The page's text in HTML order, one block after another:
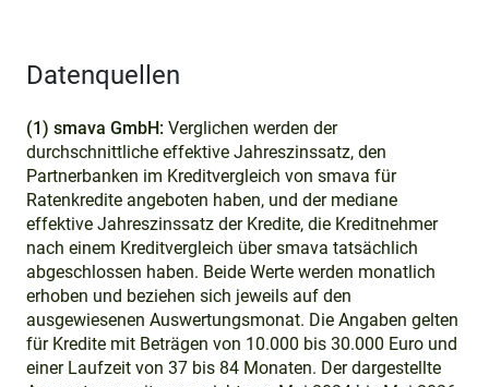
Datenquellen
(1) smava GmbH: Verglichen werden der
durchschnittliche effektive Jahreszinssatz, den
Partnerbanken im Kreditvergleich von smava für
Ratenkredite angeboten haben, und der mediane
effektive Jahreszinssatz der Kredite, die Kreditnehmer
nach einem Kreditvergleich über smava tatsächlich
abgeschlossen haben. Beide Werte werden monatlich
erhoben und beziehen sich jeweils auf den
ausgewiesenen Auswertungsmonat. Die Angaben gelten
für Kredite mit Beträgen von 10.000 bis 30.000 Euro und
einer Laufzeit von 37 bis 84 Monaten. Der dargestellte